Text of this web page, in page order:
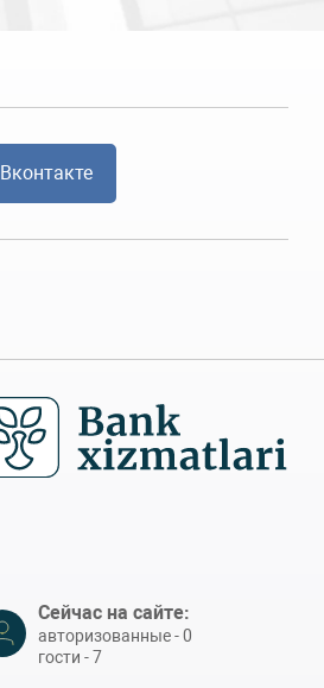
Вконтакте
Сейчас на сайте:
авторизованные - 0
гости - 7